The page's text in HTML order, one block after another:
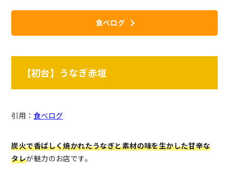
食べログ
【初台】うなぎ赤垣
引用： 食べログ
炭火で香ばしく焼かれたうなぎと素材の味を生かした甘辛な
タレが魅力のお店です。